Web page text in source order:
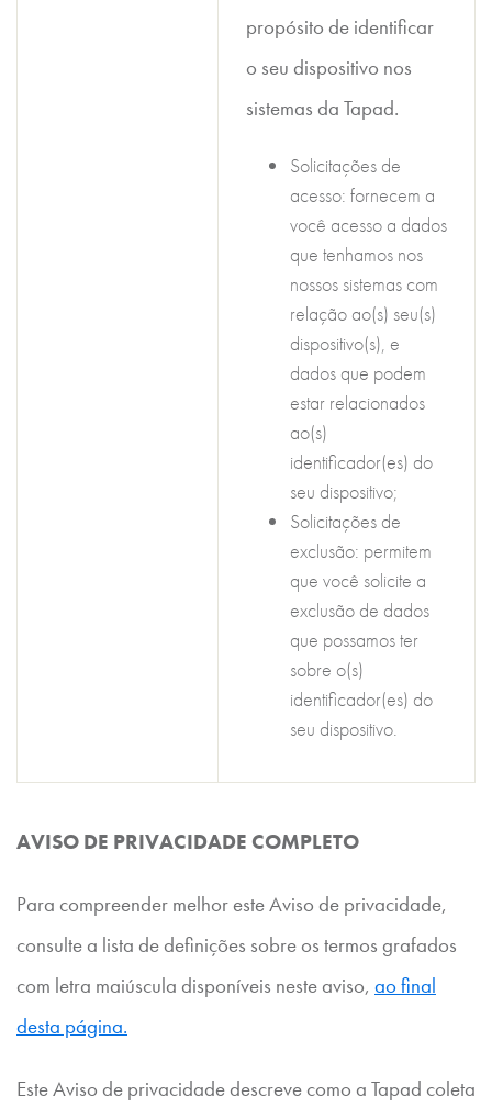
propósito de identificar
o seu dispositivo nos
sistemas da Tapad.
Solicitações de
acesso: fornecem a
você acesso a dados
que tenhamos nos
nossos sistemas com
relação ao(s) seu(s)
dispositivo(s), e
dados que podem
estar relacionados
ao(s)
identificador(es) do
seu dispositivo;
Solicitações de
exclusão: permitem
que você solicite a
exclusão de dados
que possamos ter
sobre o(s)
identificador(es) do
seu dispositivo.
AVISO DE PRIVACIDADE COMPLETO
Para compreender melhor este Aviso de privacidade,
consulte a lista de definições sobre os termos grafados
com letra maiúscula disponíveis neste aviso, ao final
desta página.
Este Aviso de privacidade descreve como a Tapad coleta